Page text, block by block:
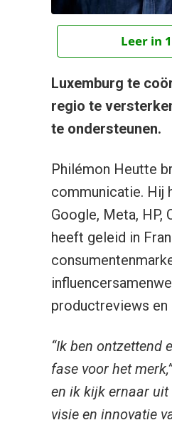
Leer in
Luxemburg te
regio te
te ondersteunen.
Philémon Heutte
communicatie. Hij
Google, Meta, HP,
heeft geleid in
productreviews
“Ik ben ontzettend
fase voor het merk,”
en ik kijk ernaar
visie en innovatie